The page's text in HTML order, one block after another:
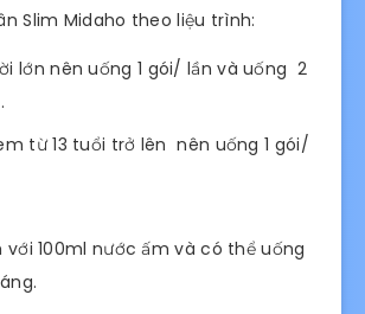
Slim Midaho theo liệu trình:
lớn nên uống 1 gói/ lần và uống 2
từ 13 tuổi trở lên nên uống 1 gói/
với 100ml nước ấm và có thể uống